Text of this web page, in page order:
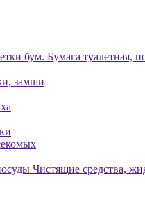
Бумага туалетная,
замши
Чистящие средства,